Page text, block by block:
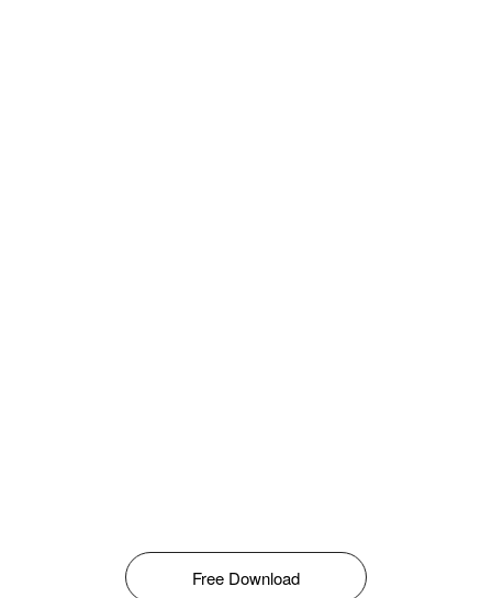
Free Download